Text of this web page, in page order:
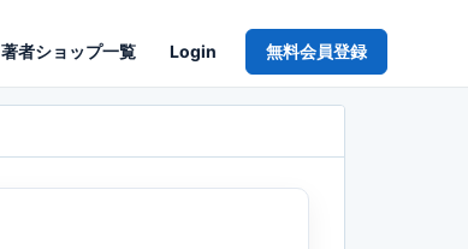
著者ショップ一覧 Login 無料会員登録